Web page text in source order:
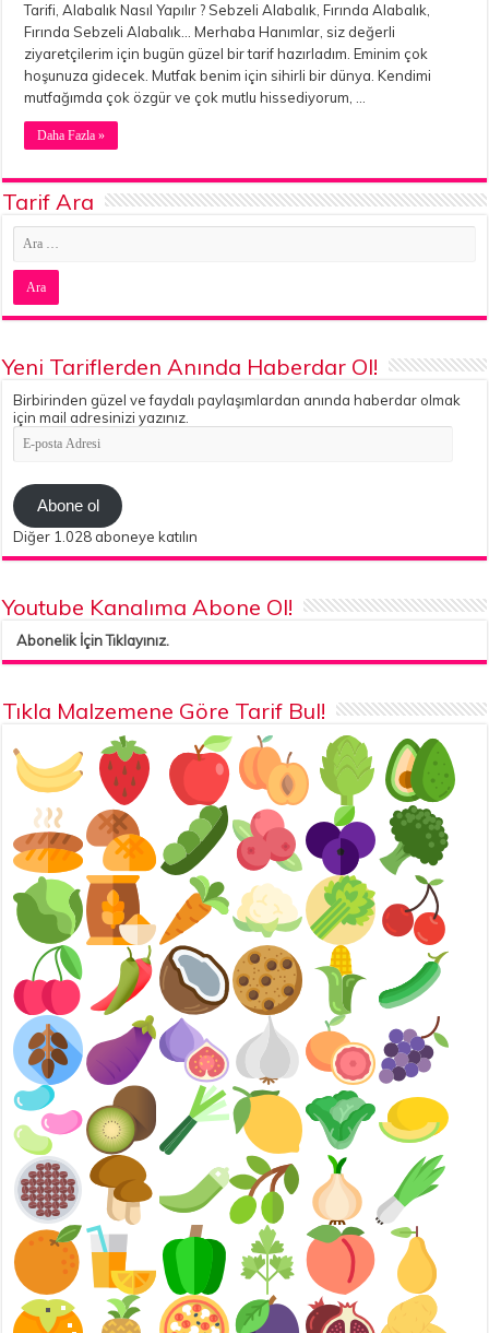
Tarifi, Alabalık Nasıl Yapılır ? Sebzeli Alabalık, Fırında Alabalık,
Fırında Sebzeli Alabalık… Merhaba Hanımlar, siz değerli
ziyaretçilerim için bugün güzel bir tarif hazırladım. Eminim çok
hoşunuza gidecek. Mutfak benim için sihirli bir dünya. Kendimi
mutfağımda çok özgür ve çok mutlu hissediyorum, …
Daha Fazla »
Tarif Ara
Yeni Tariflerden Anında Haberdar Ol!
Birbirinden güzel ve faydalı paylaşımlardan anında haberdar olmak
için mail adresinizi yazınız.
E-
posta
Abone ol
Diğer 1.028 aboneye katılın
Youtube Kanalıma Abone Ol!
Abonelik İçin Tıklayınız.
Tıkla Malzemene Göre Tarif Bul!